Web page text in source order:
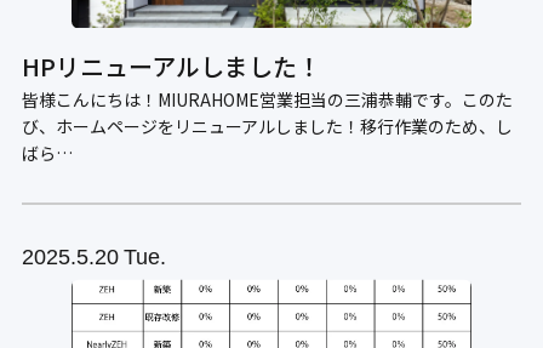
HPリニューアルしました！
皆様こんにちは！MIURAHOME営業担当の三浦恭輔です。このた
び、ホームページをリニューアルしました！移行作業のため、し
ばら…
2025 5.20 Tue.